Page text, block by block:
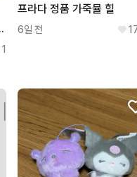
프 원피스
1
프라다 정품 가죽뮬 힐
6일 전